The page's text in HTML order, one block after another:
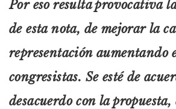
Por eso resulta provocativa
de esta nota, de mejorar la
representación aumentando
congresistas. Se esté de
desacuerdo con la